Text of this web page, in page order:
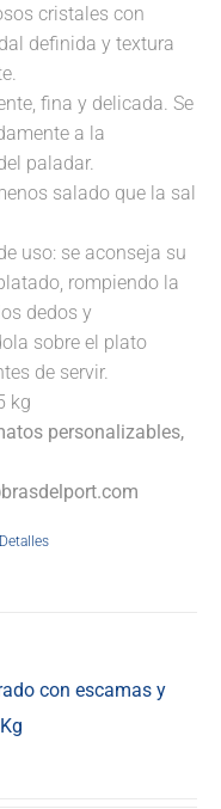
cristales con
definida y textura
fina y delicada. Se
a la
paladar.
salado que la sal
uso: se aconseja su
rompiendo la
dedos y
sobre el plato
de servir.
kg
personalizables,
Detalles
con escamas y